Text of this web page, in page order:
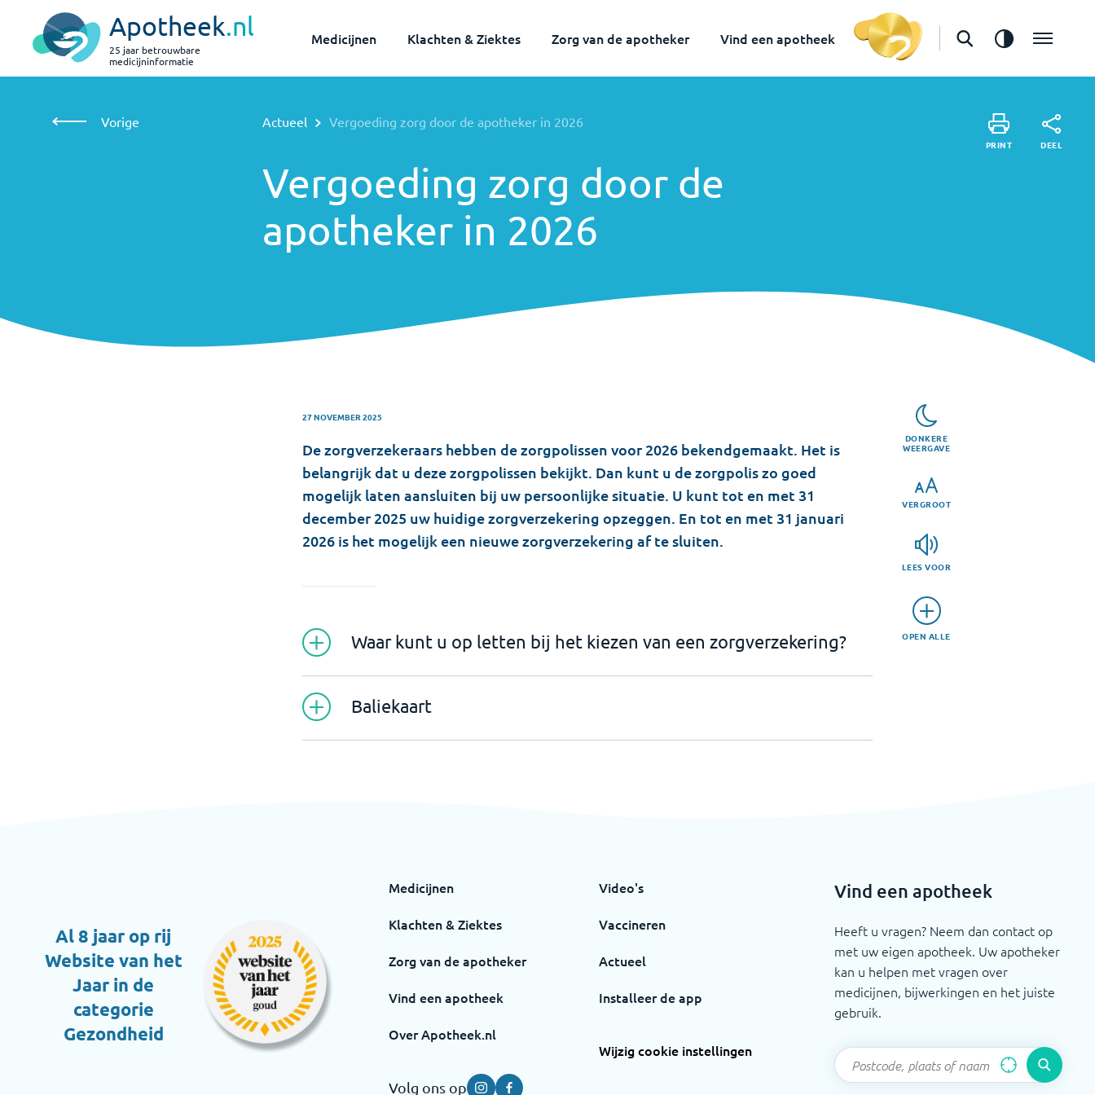
Apotheek.nl
25 jaar betrouwbare
medicijninformatie
Medicijnen Klachten & Ziektes Zorg van de apotheker Vind een apotheek
Vergoeding Vorige Actueel Vergoeding zorg door de apotheker in 2026
Vergoeding zorg door de
apotheker in 2026
PRINT DEEL
DONKERE
WEERGAVE
VERGROOT
LEES VOOR
OPEN ALLE
27 NOVEMBER 2025
De zorgverzekeraars hebben de zorgpolissen voor 2026 bekendgemaakt. Het is
belangrijk dat u deze zorgpolissen bekijkt. Dan kunt u de zorgpolis zo goed
mogelijk laten aansluiten bij uw persoonlijke situatie. U kunt tot en met 31
december 2025 uw huidige zorgverzekering opzeggen. En tot en met 31 januari
2026 is het mogelijk een nieuwe zorgverzekering af te sluiten.
Waar kunt u op letten bij het kiezen van een zorgverzekering?
Baliekaart
Al 8 jaar op rij
Website van het
Jaar in de
categorie
Gezondheid
Medicijnen
Klachten & Ziektes
Zorg van de apotheker
Vind een apotheek
Over Apotheek.nl
Video's
Vaccineren
Actueel
Installeer de app
Wijzig cookie instellingen
Volg ons op InstagramFacebook
Vind een apotheek
Heeft u vragen? Neem dan contact op
met uw eigen apotheek. Uw apotheker
kan u helpen met vragen over
medicijnen, bijwerkingen en het juiste
gebruik.